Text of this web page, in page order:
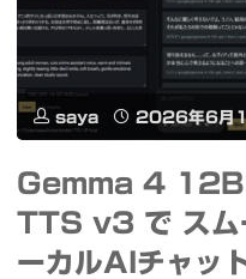
ッ
ト
ビ
ピ
ー
園
菖
蒲
田"
ツ
saya 2026年6月
Gemma 4
TTS v3 で スム
ーカルAIチャ